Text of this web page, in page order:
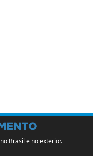
Brasil e no exterior.